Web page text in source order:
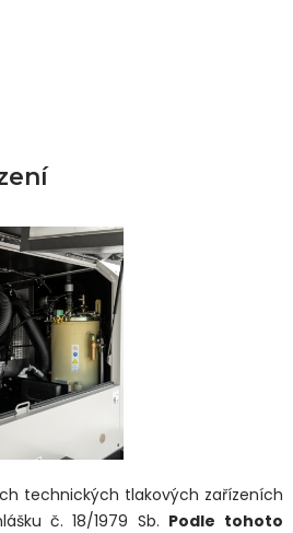
technických tlakových zařízeních
č. 18/1979 Sb. Podle tohoto